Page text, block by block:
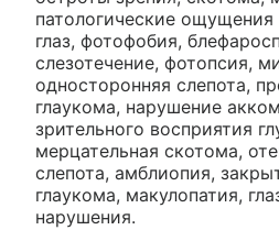
патологические ощущения
глаз, фотофобия,
слезотечение, фотопсия,
односторонняя слепота,
глаукома, нарушение
зрительного восприятия
мерцательная скотома,
слепота, амблиопия,
глаукома, макулопатия,
нарушения.